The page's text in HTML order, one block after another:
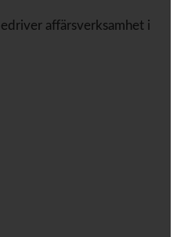
affärsverksamhet i